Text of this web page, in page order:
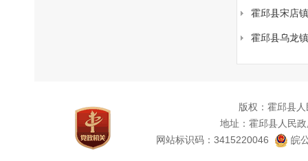
霍邱县宋店镇
霍邱县乌龙镇
版权：霍邱县
地址：霍邱县人民
网站标识码：3415220046
皖